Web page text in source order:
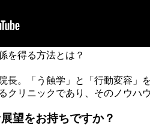
長。「う蝕学」と「行動変容」
クリニックであり、そのノウハ
望をお持ちですか？